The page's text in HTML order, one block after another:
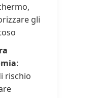
gli
:
rischio